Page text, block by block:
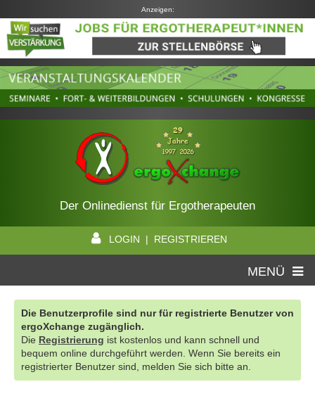
Anzeigen:
Der Onlinedienst für Ergotherapeuten
LOGIN | REGISTRIEREN
MENÜ
Die Benutzerprofile sind nur für registrierte Benutzer von
ergoXchange zugänglich.
Die Registrierung ist kostenlos und kann schnell und
bequem online durchgeführt werden. Wenn Sie bereits ein
registrierter Benutzer sind, melden Sie sich bitte an.